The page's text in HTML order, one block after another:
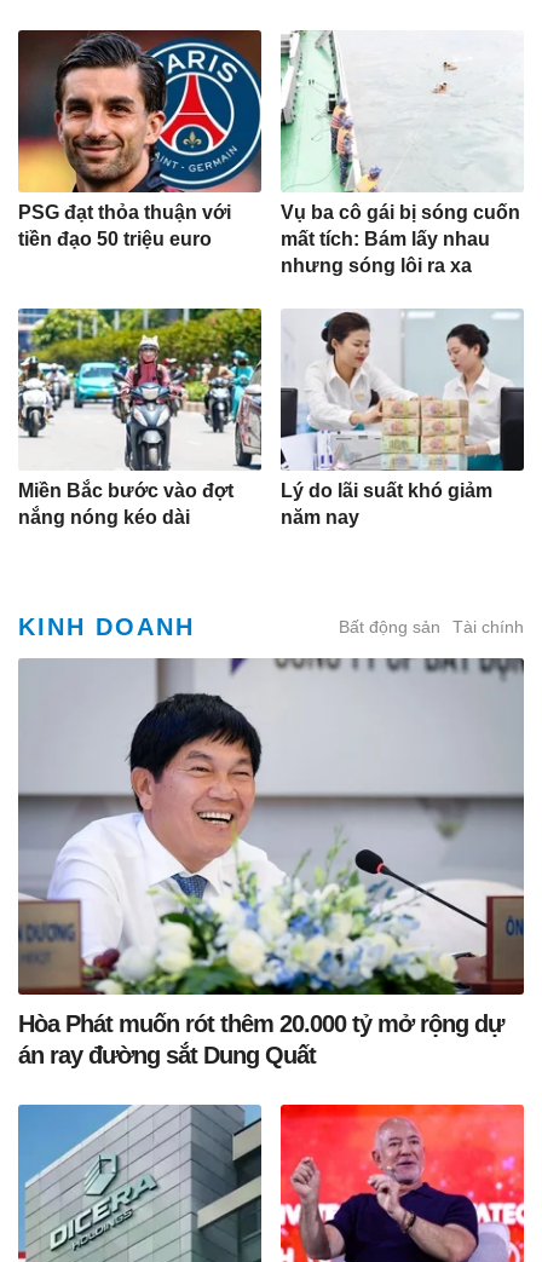
PSG đạt thỏa thuận với
tiền đạo 50 triệu euro
Vụ ba cô gái bị sóng cuốn
mất tích: Bám lấy nhau
nhưng sóng lôi ra xa
Miền Bắc bước vào đợt
nắng nóng kéo dài
Lý do lãi suất khó giảm
năm nay
KINH DOANH Bất động sản Tài chính
Hòa Phát muốn rót thêm 20.000 tỷ mở rộng dự
án ray đường sắt Dung Quất